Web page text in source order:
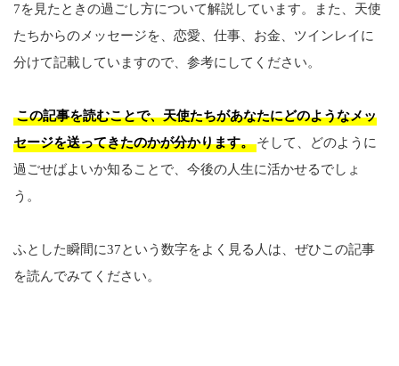
7を見たときの過ごし方について解説しています。また、天使
たちからのメッセージを、恋愛、仕事、お金、ツインレイに
分けて記載していますので、参考にしてください。
この記事を読むことで、天使たちがあなたにどのようなメッ
セージを送ってきたのかが分かります。 そして、どのように
過ごせばよいか知ることで、今後の人生に活かせるでしょ
う。
ふとした瞬間に37という数字をよく見る人は、ぜひこの記事
を読んでみてください。